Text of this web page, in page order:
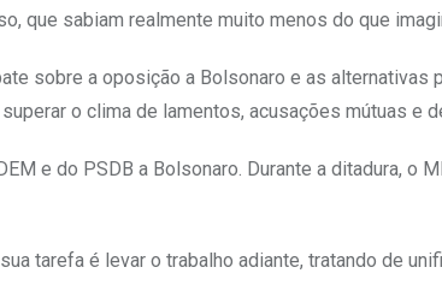
que sabiam realmente muito menos do que
sobre a oposição a Bolsonaro e as alternativas
o clima de lamentos, acusações mútuas e
e do PSDB a Bolsonaro. Durante a ditadura, o
tarefa é levar o trabalho adiante, tratando de